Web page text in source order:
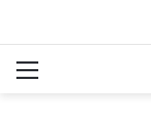
2025